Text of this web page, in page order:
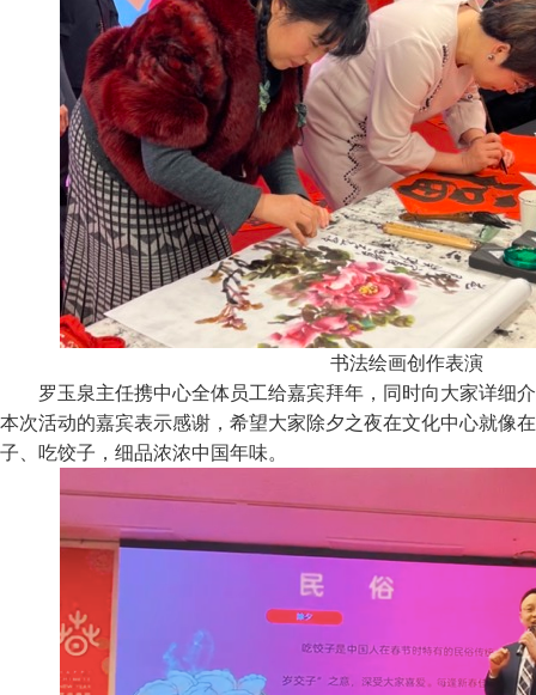
书法绘画创作表演
罗玉泉主任携中心全体员工给嘉宾拜年，同时向大家详细
本次活动的嘉宾表示感谢，希望大家除夕之夜在文化中心就像
子、吃饺子，细品浓浓中国年味。